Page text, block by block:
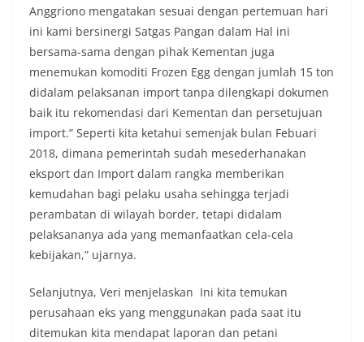
Anggriono mengatakan sesuai dengan pertemuan hari
ini kami bersinergi Satgas Pangan dalam Hal ini
bersama-sama dengan pihak Kementan juga
menemukan komoditi Frozen Egg dengan jumlah 15 ton
didalam pelaksanan import tanpa dilengkapi dokumen
baik itu rekomendasi dari Kementan dan persetujuan
import.” Seperti kita ketahui semenjak bulan Febuari
2018, dimana pemerintah sudah mesederhanakan
eksport dan Import dalam rangka memberikan
kemudahan bagi pelaku usaha sehingga terjadi
perambatan di wilayah border, tetapi didalam
pelaksananya ada yang memanfaatkan cela-cela
kebijakan,” ujarnya.
Selanjutnya, Veri menjelaskan Ini kita temukan
perusahaan eks yang menggunakan pada saat itu
ditemukan kita mendapat laporan dan petani